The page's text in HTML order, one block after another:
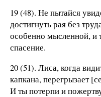
19 (48). Не пытайся
достигнуть рая без
особенно мысленной, и
спасение.
20 (51). Лиса, когда
капкана, перегрызает
И ты потерпи и